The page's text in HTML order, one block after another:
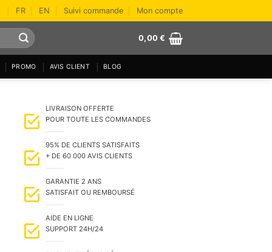
FR EN Suivi commande Mon compte
0,00€
PROMO AVIS CLIENT BLOG
LIVRAISON OFFERTE
POUR TOUTE LES COMMANDES
95% DE CLIENTS SATISFAITS
+ DE 60 000 AVIS CLIENTS
GARANTIE 2 ANS
SATISFAIT OU REMBOURSÉ
AIDE EN LIGNE
SUPPORT 24H/24